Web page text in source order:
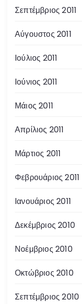
Σεπτέμβριος 2011
Αύγουστος 2011
Ιούλιος 2011
Ιούνιος 2011
Μάιος 2011
Απρίλιος 2011
Μάρτιος 2011
Φεβρουάριος 2011
Ιανουάριος 2011
Δεκέμβριος 2010
Νοέμβριος 2010
Οκτώβριος 2010
Σεπτέμβριος 2010